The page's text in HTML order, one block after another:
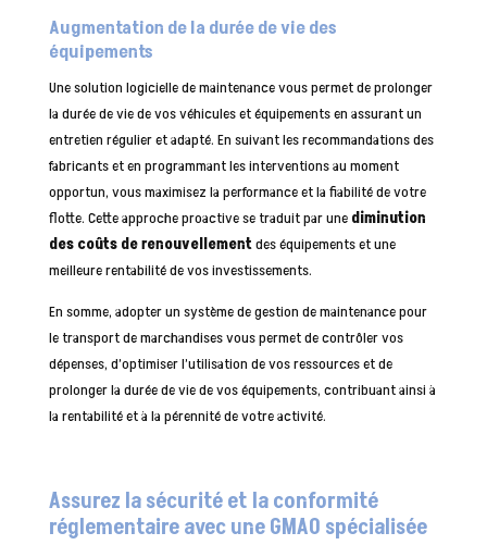
Augmentation de la durée de vie des
équipements
Une solution logicielle de maintenance vous permet de prolonger
la durée de vie de vos véhicules et équipements en assurant un
entretien régulier et adapté. En suivant les recommandations des
fabricants et en programmant les interventions au moment
opportun, vous maximisez la performance et la fiabilité de votre
flotte. Cette approche proactive se traduit par une diminution
des coûts de renouvellementdes équipements et une
meilleure rentabilité de vos investissements.
En somme, adopter un système de gestion de maintenance pour
le transport de marchandises vous permet de contrôler vos
dépenses, d’optimiser l’utilisation de vos ressources et de
prolonger la durée de vie de vos équipements, contribuant ainsi à
la rentabilité et à la pérennité de votre activité.
Assurez la sécurité et la conformité
réglementaire avec une GMAO spécialisée